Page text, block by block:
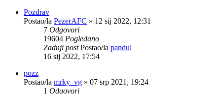
Pozdrav
Postao/la PezerAFC » 12 sij 2022, 12:31
7 Odgovori
19604 Pogledano
Zadnji postPostao/la pandul
16 sij 2022, 17:54
pozz
Postao/la mrky_vg » 07 srp 2021, 19:24
1 Odgovori